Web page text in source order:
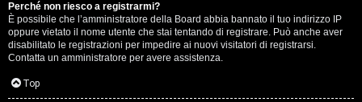
t
i
s
Perché non riesco a registrarmi?
È possibile che l’amministratore della Board abbia bannato il tuo indirizzo IP
oppure vietato il nome utente che stai tentando di registrare. Può anche aver
disabilitato le registrazioni per impedire ai nuovi visitatori di registrarsi.
Contatta un amministratore per avere assistenza.
Top
i
v
i